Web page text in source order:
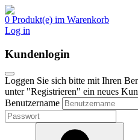
0 Produkt(e) im Warenkorb
Log in
Kundenlogin
Loggen Sie sich bitte mit Ihren
unter "Registrieren" ein neues
Benutzername